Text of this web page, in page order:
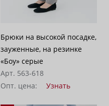
Брюки на высокой посадке,
зауженные, на резинке
«Боу» серые
Арт. 563-618
Опт. цена:
Узнать